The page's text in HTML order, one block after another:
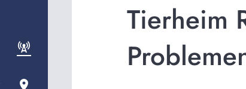
Tierheim